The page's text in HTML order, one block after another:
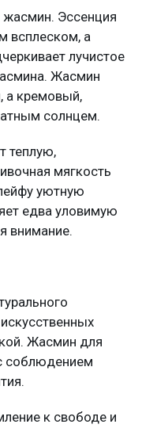
Эссенция
всплеском, а
лучистое
Жасмин
а кремовый,
солнцем.
теплую,
мягкость
уютную
едва уловимую
внимание.
Жасмин для
соблюдением
к свободе и